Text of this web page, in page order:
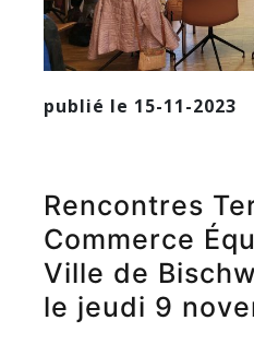
publié le 15-11-2023
Rencontres
Commerce
Ville de
le jeudi 9